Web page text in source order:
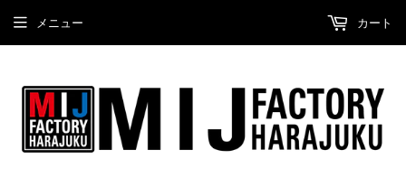
メニュー カート